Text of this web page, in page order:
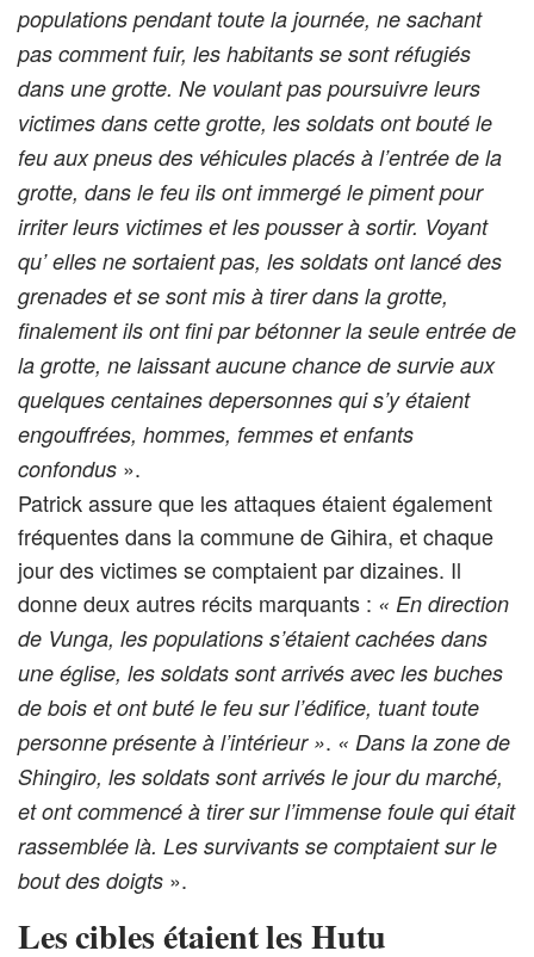
populations pendant toute la journée, ne sachant
pas comment fuir, les habitants se sont réfugiés
dans une grotte. Ne voulant pas poursuivre leurs
victimes dans cette grotte, les soldats ont bouté le
feu aux pneus des véhicules placés à l’entrée de la
grotte, dans le feu ils ont immergé le piment pour
irriter leurs victimes et les pousser à sortir. Voyant
qu’ elles ne sortaient pas, les soldats ont lancé des
grenades et se sont mis à tirer dans la grotte,
finalement ils ont fini par bétonner la seule entrée de
la grotte, ne laissant aucune chance de survie aux
quelques centaines depersonnes qui s’y étaient
engouffrées, hommes, femmes et enfants
confondus ».
Patrick assure que les attaques étaient également
fréquentes dans la commune de Gihira, et chaque
jour des victimes se comptaient par dizaines. Il
donne deux autres récits marquants : « En direction
de Vunga, les populations s’étaient cachées dans
une église, les soldats sont arrivés avec les buches
de bois et ont buté le feu sur l’édifice, tuant toute
personne présente à l’intérieur ». « Dans la zone de
Shingiro, les soldats sont arrivés le jour du marché,
et ont commencé à tirer sur l’immense foule qui était
rassemblée là. Les survivants se comptaient sur le
bout des doigts ».
Les cibles étaient les Hutu